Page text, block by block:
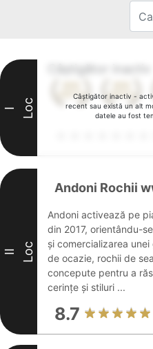
Câștigător inactiv -
recent sau există un alt
datele au fost
I Loc
II Loc
Andoni Rochii
Andoni activează pe
din 2017, orientându-
și comercializarea
de ocazie, rochii de
concepute pentru a
cerințe și stiluri ...
8.7